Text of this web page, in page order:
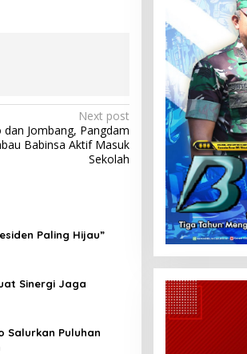
Next post
Jombang, Pangdam
Babinsa Aktif Masuk
Sekolah
Paling Hijau”
Sinergi Jaga
Salurkan Puluhan